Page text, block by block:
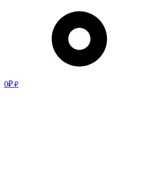
0₽ ₽